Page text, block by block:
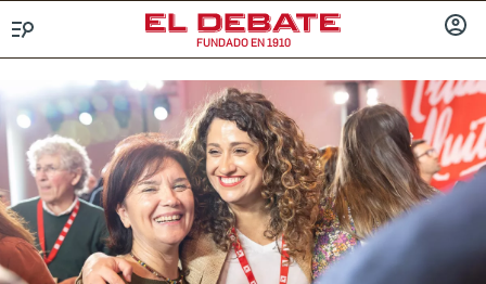
FUNDADO EN 1910